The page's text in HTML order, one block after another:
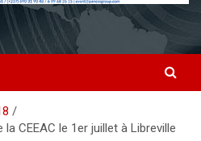
CEEAC le 1er juillet à Libreville